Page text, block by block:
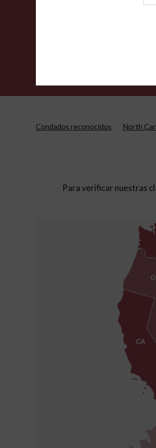
Condados reconocidos North
Para verificar nuestras
CA